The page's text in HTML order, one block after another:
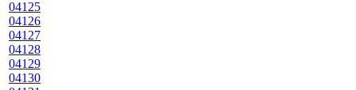
04125
04126
04127
04128
04129
04130